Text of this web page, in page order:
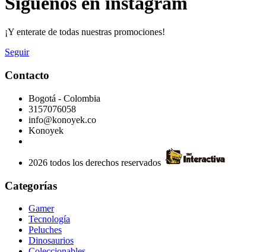
¡Y enterate de todas nuestras promociones!
Seguir
Contacto
Bogotá - Colombia
3157076058
info@konoyek.co
Konoyek
2026 todos los derechos reservados
Categorías
Gamer
Tecnología
Peluches
Dinosaurios